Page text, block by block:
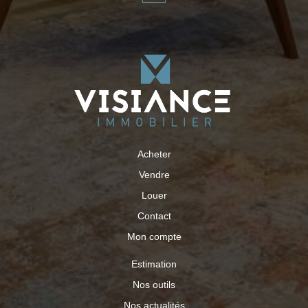
Acheter
Vendre
Louer
Contact
Mon compte
Estimation
Nos outils
Nos actualités